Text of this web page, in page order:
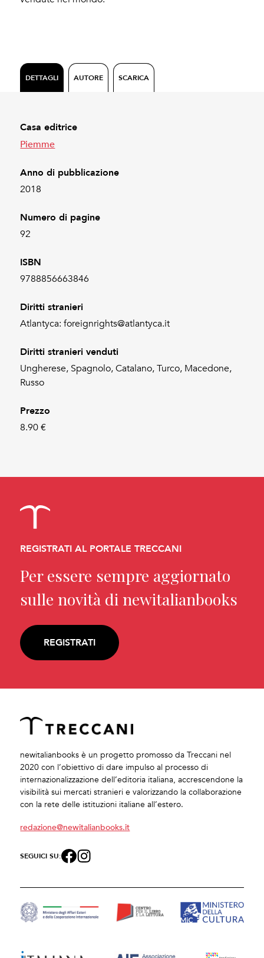
DETTAGLI AUTORE SCARICA
Casa editrice
Piemme
Anno di pubblicazione
2018
Numero di pagine
92
ISBN
9788856663846
Diritti stranieri
Atlantyca: foreignrights@atlantyca.it
Diritti stranieri venduti
Ungherese, Spagnolo, Catalano, Turco, Macedone,
Russo
Prezzo
8.90 €
REGISTRATI AL PORTALE TRECCANI
Per essere sempre aggiornato
sulle novità di newitalianbooks
REGISTRATI
newitalianbooks è un progetto promosso da Treccani nel
2020 con l’obiettivo di dare impulso al processo di
internazionalizzazione dell’editoria italiana, accrescendone la
visibilità sui mercati stranieri e valorizzando la collaborazione
con la rete delle istituzioni italiane all’estero.
redazione@newitalianbooks.it
SEGUICI SU: